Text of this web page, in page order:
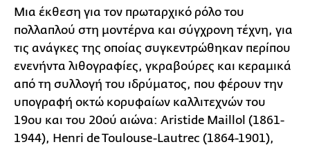
Μια έκθεση για τον πρωταρχικό ρόλο του
πολλαπλού στη μοντέρνα και σύγχρονη τέχνη, για
τις ανάγκες της οποίας συγκεντρώθηκαν περίπου
ενενήντα λιθογραφίες, γκραβούρες και κεραμικά
από τη συλλογή του ιδρύματος, που φέρουν την
υπογραφή οκτώ κορυφαίων καλλιτεχνών του
19ου και του 20ού αιώνα: Aristide Maillol (1861-
1944), Henri de Toulouse-Lautrec (1864-1901),